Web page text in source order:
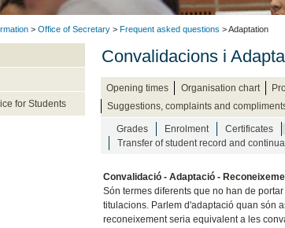
> Office of Secretary > Frequent asked questions > Adaptation
for Students
Convalidacions i
Opening times Organisation chart
Suggestions, complaints and
Grades Enrolment Certificates
Transfer of student record and
Convalidació - Adaptació -
Són termes diferents que no han de
titulacions. Parlem d'adaptació quan són
reconeixement seria equivalent a les